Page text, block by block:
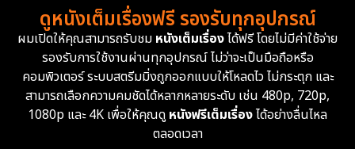
Dystopian 16
Emotional 61
Epic มหากาพย์ 225
ดูหนังเต็มเรื่องฟรี รองรับทุกอุปกรณ์
ผมเปิดให้คุณสามารถรับชม หนังเต็มเรื่องได้ฟรี โดยไม่มีค่าใช้จ่าย
รองรับการใช้งานผ่านทุกอุปกรณ์ ไม่ว่าจะเป็นมือถือหรือ
คอมพิวเตอร์ ระบบสตรีมมิ่งถูกออกแบบให้โหลดไว ไม่กระตุก และ
สามารถเลือกความคมชัดได้หลากหลายระดับ เช่น 480p, 720p,
1080p และ 4K เพื่อให้คุณดูหนังฟรีเต็มเรื่องได้อย่างลื่นไหล
ตลอดเวลา